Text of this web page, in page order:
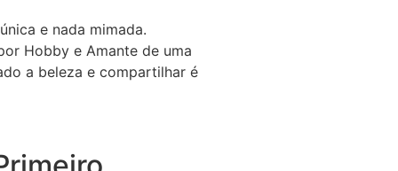
e nada mimada.
Hobby e Amante de uma
a beleza e compartilhar é